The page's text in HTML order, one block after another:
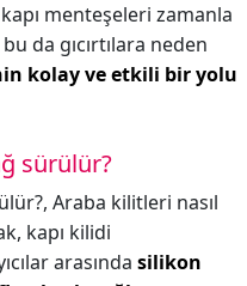
menteşeleri zamanla
da gıcırtılara neden
kolay ve etkili bir yolu
sürülür?
Araba kilitleri nasıl
kapı kilidi
arasında silikon